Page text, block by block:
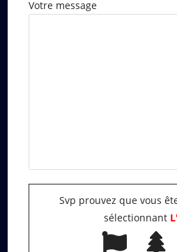
Votre message
Svp prouvez que vous
sélectionnant